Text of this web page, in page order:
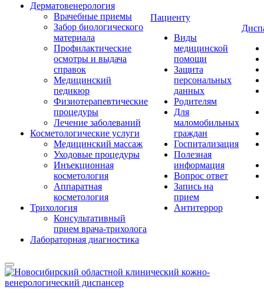
Дерматовенерология
Врачебные приемы
Забор биологического
материала
Профилактические
осмотры и выдача
справок
Медицинский
педикюр
Физиотерапевтические
процедуры
Лечение заболеваний
Косметологические услуги
Медицинский массаж
Уходовые процедуры
Инъекционная
косметология
Аппаратная
косметология
Трихология
Консультативный
прием врача-трихолога
Лабораторная диагностика
Пациенту
Виды
медицинской
помощи
Защита
персональных
данных
Родителям
Для
маломобильных
граждан
Госпитализация
Полезная
информация
Вопрос ответ
Запись на
прием
Антитеррор